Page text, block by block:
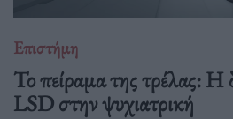
Επιστήμη
Το πείραμα της τρέλας: Η
LSD στην ψυχιατρική